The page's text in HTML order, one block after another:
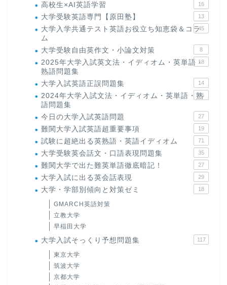
高校生×AI英語学習 16
大学受験英語専門【原田塾】 13
大学入学共通テスト英語お役立ち知恵袋＆コラ
ム
45
大学受験自由英作文・小論文対策 8
2025年大学入試英文法・イディオム・英単語・
熟語問題集
18
大学入試英語正誤問題集 14
2024年大学入試文法・イディオム・英単語・熟
語問題集
15
今日の大学入試英語問題 27
難関大学入試英語超重要事項 19
試験に超絶出る英熟語・英語イディオム 71
大学受験英会話文・口語表現問題集 35
難関大学で出た難英単語徹底暗記！ 27
大学入試に出る英会話表現 29
大学・学部別傾向と対策ゼミ 18
GMARCH英語対策
立教大学
早稲田大学
大学入試そっくり予想問題集 117
東京大学
筑波大学
京都大学